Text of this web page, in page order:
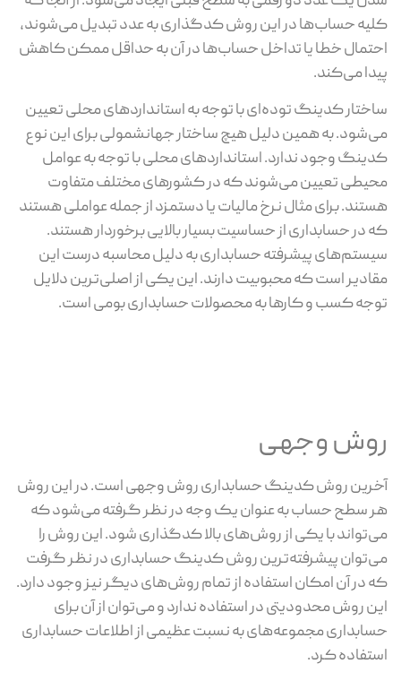
کلیه حساب‌ها در این روش کدگذاری به عدد تبدیل می‌شوند،
احتمال خطا یا تداخل حساب‌ها در آن به حداقل ممکن کاهش
پیدا می‌کند.
ساختار کدینگ توده‌ای با توجه به استانداردهای محلی تعیین
می‌شود. به همین دلیل هیچ ساختار جهانشمولی برای این نوع
کدینگ وجود ندارد. استانداردهای محلی با توجه به عوامل
محیطی تعیین می‌شوند که در کشورهای مختلف متفاوت
هستند. برای مثال نرخ مالیات یا دستمزد از جمله عواملی هستند
که در حسابداری از حساسیت بسیار بالایی برخوردار هستند.
سیستم‌های پیشرفته حسابداری به دلیل محاسبه درست این
مقادیر است که محبوبیت دارند. این یکی از اصلی‌ترین دلایل
توجه کسب و کارها به محصولات حسابداری بومی است.
روش وجهی
آخرین روش کدینگ حسابداری روش وجهی است. در این روش
هر سطح حساب به عنوان یک وجه در نظر گرفته می‌شود که
می‌تواند با یکی از روش‌های بالا کدگذاری شود. این روش را
می‌توان پیشرفته‌ترین روش کدینگ حسابداری در نظر گرفت
که در آن امکان استفاده از تمام روش‌های دیگر نیز وجود دارد.
این روش محدودیتی در استفاده ندارد و می‌توان از آن برای
حسابداری مجموعه‌های به نسبت عظیمی از اطلاعات حسابداری
استفاده کرد.